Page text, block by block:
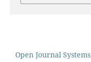
Open Journal Systems